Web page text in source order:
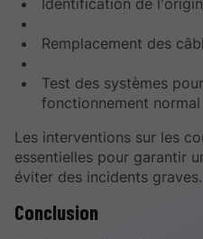
Identification de
Remplacement des
Test des systèmes
fonctionnement normal
Les interventions sur les
essentielles pour garantir
éviter des incidents graves.
Conclusion